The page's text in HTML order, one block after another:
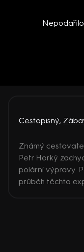
Cestopisný,
Známý
Petr Horký
polární výpravy.
průběh těchto